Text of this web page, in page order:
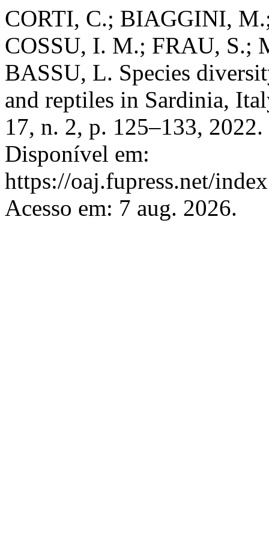
CORTI, C.; BIAGGINI,
COSSU, I. M.; FRAU,
BASSU, L. Species
and reptiles in Sardinia,
17, n. 2, p. 125–133,
Disponível em:
https://oaj.fupress.net/
Acesso em: 7 aug. 2026.